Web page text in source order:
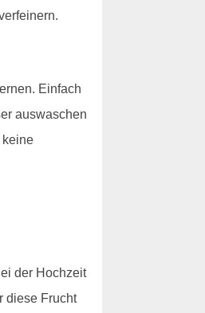
Einfach
auswaschen
keine
der Hochzeit
diese Frucht